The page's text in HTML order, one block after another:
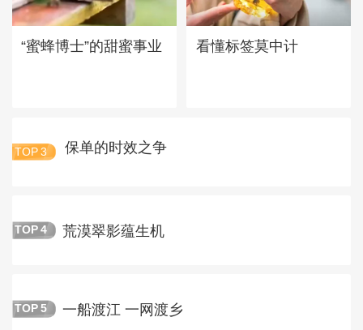
“蜜蜂博士”的甜蜜事业 看懂标签莫中计
TOP 3 保单的时效之争
TOP 4 荒漠翠影蕴生机
TOP 5 一船渡江 一网渡乡